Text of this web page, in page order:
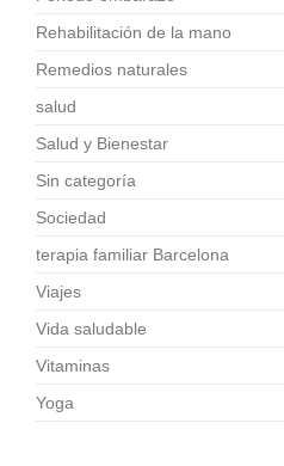
Rehabilitación de la mano
Remedios naturales
salud
Salud y Bienestar
Sin categoría
Sociedad
terapia familiar Barcelona
Viajes
Vida saludable
Vitaminas
Yoga